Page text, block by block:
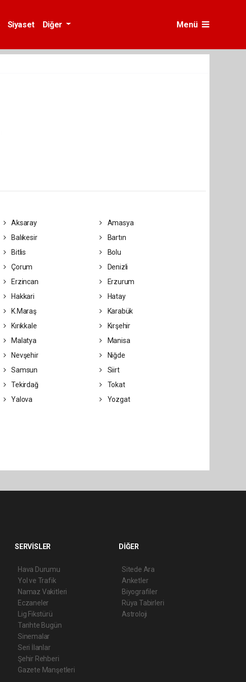
Siyaset Diğer Menü
Aksaray
Amasya
Balıkesir
Bartın
Bitlis
Bolu
Çorum
Denizli
Erzincan
Erzurum
Hakkari
Hatay
K.Maraş
Karabük
Kırıkkale
Kırşehir
Malatya
Manisa
Nevşehir
Niğde
Samsun
Siirt
Tekirdağ
Tokat
Yalova
Yozgat
SERVİSLER
Hava Durumu
Yol ve Trafik
Namaz Vakitleri
Eczaneler
Lig Fikstürü
Tarihte Bugün
Sinemalar
Seri İlanlar
Şehir Rehberi
Gazete Manşetleri
DİĞER
Sitede Ara
Anketler
Biyografiler
Rüya Tabirleri
Astroloji